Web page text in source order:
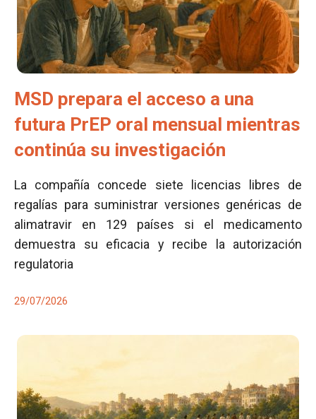
MSD prepara el acceso a una
futura PrEP oral mensual mientras
continúa su investigación
La compañía concede siete licencias libres de
regalías para suministrar versiones genéricas de
alimatravir en 129 países si el medicamento
demuestra su eficacia y recibe la autorización
regulatoria
29/07/2026